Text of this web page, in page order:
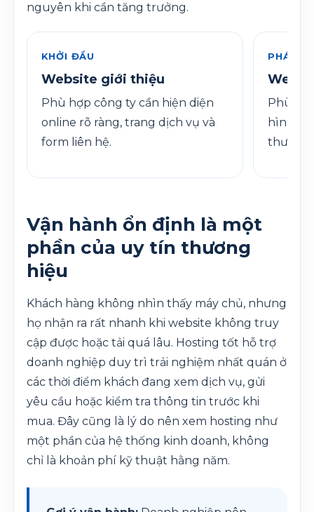
nguyên khi cần tăng trưởng.
KHỞI ĐẦU
Website giới thiệu
Phù hợp công ty cần hiện diện
online rõ ràng, trang dịch vụ và
form liên hệ.
PHÁT
Phù
hình
thường
Vận hành ổn định là một
phần của uy tín thương
hiệu
Khách hàng không nhìn thấy máy chủ, nhưng
họ nhận ra rất nhanh khi website không truy
cập được hoặc tải quá lâu. Hosting tốt hỗ trợ
doanh nghiệp duy trì trải nghiệm nhất quán ở
các thời điểm khách đang xem dịch vụ, gửi
yêu cầu hoặc kiểm tra thông tin trước khi
mua. Đây cũng là lý do nên xem hosting như
một phần của hệ thống kinh doanh, không
chỉ là khoản phí kỹ thuật hằng năm.